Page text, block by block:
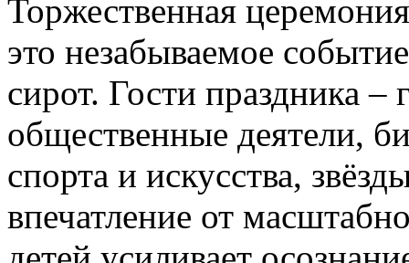
Торжественная
это незабываемое
сирот. Гости праздника –
общественные деятели,
спорта и искусства,
впечатление от